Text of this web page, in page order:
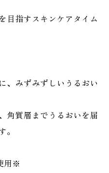
目指すスキンケアタイム
、みずみずしいうるおい
角質層までうるおいを届
用※